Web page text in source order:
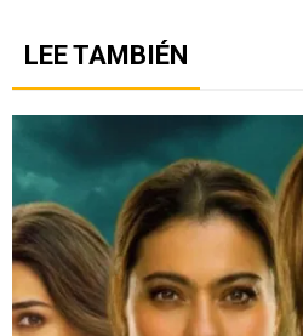
LEE TAMBIÉN